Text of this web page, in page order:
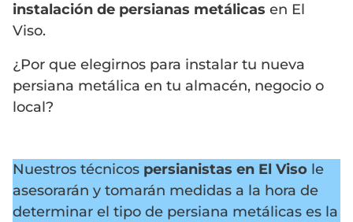
instalación de persianas metálicas en El
Viso.
¿Por que elegirnos para instalar tu nueva
persiana metálica en tu almacén, negocio o
local?
Nuestros técnicos persianistas en El Viso le
asesorarán y tomarán medidas a la hora de
determinar el tipo de persiana metálicas es la